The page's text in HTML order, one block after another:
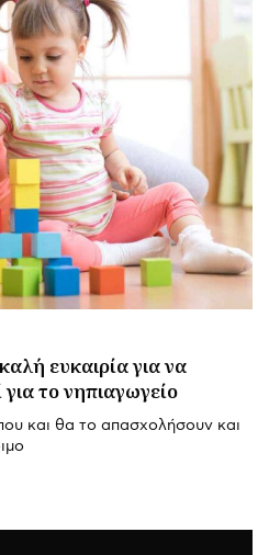
ευκαιρία για να
το νηπιαγωγείο
και θα το απασχολήσουν και